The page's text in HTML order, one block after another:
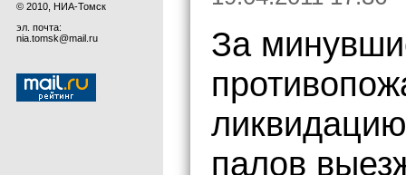
© 2010, НИА-Томск
эл. почта:
nia.tomsk@mail.ru
За
палов